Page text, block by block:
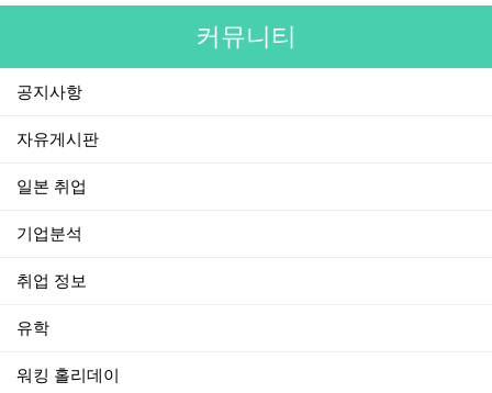
커뮤니티
공지사항
자유게시판
일본 취업
기업분석
취업 정보
유학
워킹 홀리데이